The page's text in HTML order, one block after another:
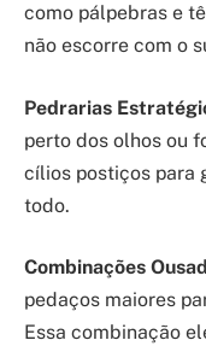
como pálpebras e
não escorre com o
Pedrarias
perto dos olhos ou
cílios postiços para
todo.
Combinações
pedaços maiores
Essa combinação